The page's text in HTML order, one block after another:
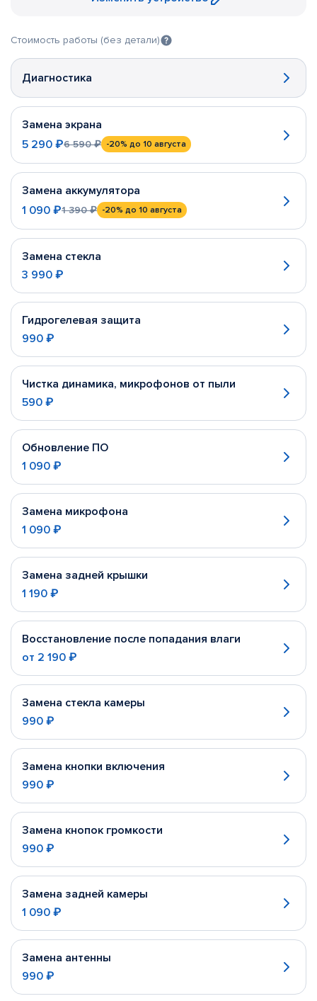
Стоимость работы (без детали)
Диагностика
Замена экрана
5 290 ₽6 590 ₽ -20% до 10 августа
Замена аккумулятора
1 090 ₽1 390 ₽ -20% до 10 августа
Замена стекла
3 990 ₽
Гидрогелевая защита
990 ₽
Чистка динамика, микрофонов от пыли
590 ₽
Обновление ПО
1 090 ₽
Замена микрофона
1 090 ₽
Замена задней крышки
1 190 ₽
Восстановление после попадания влаги
от 2 190 ₽
Замена стекла камеры
990 ₽
Замена кнопки включения
990 ₽
Замена кнопок громкости
990 ₽
Замена задней камеры
1 090 ₽
Замена антенны
990 ₽